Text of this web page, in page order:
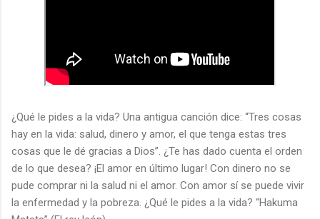
¿Qué le pides a la vida? Una antigua canción dice: “Tres cosas
hay en la vida: salud, dinero y amor, el que tenga estas tres
cosas que le dé gracias a Dios”. ¿Te has dado cuenta el orden
de lo que desea? ¡El amor en último lugar! Con dinero no se
pude comprar ni la salud ni el amor. Con amor sí se puede vivir
la enfermedad y la pobreza. ¿Qué le pides a la vida? “Hakuma